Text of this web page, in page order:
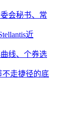
会秘书、常
近
线、个券选
不走捷径的底